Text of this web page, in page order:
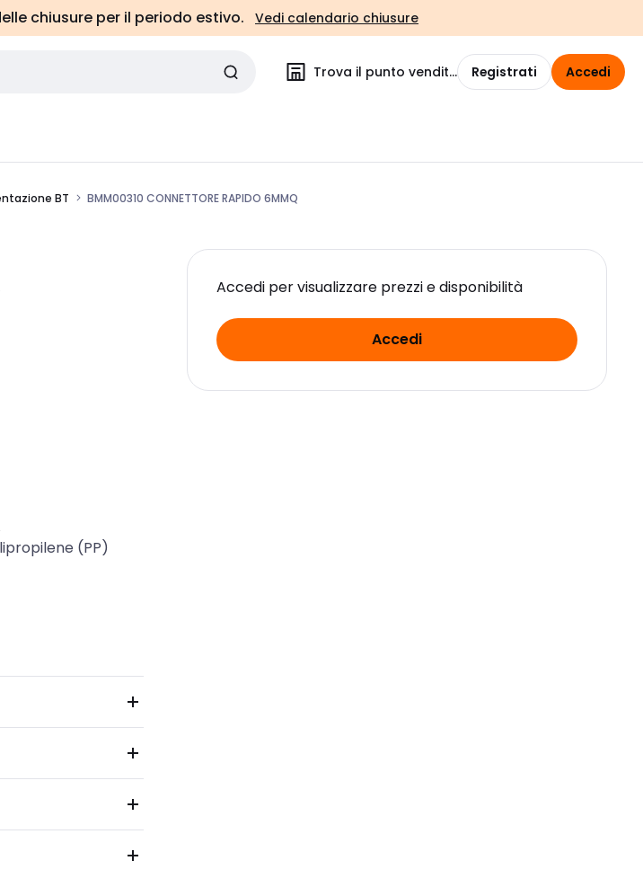
chiusure per il periodo estivo. Vedi calendario chiusure
Trova il punto vendita Registrati Accedi
BT BMM00310 CONNETTORE RAPIDO 6MMQ
Accedi per visualizzare prezzi e disponibilità
Accedi
(PP)